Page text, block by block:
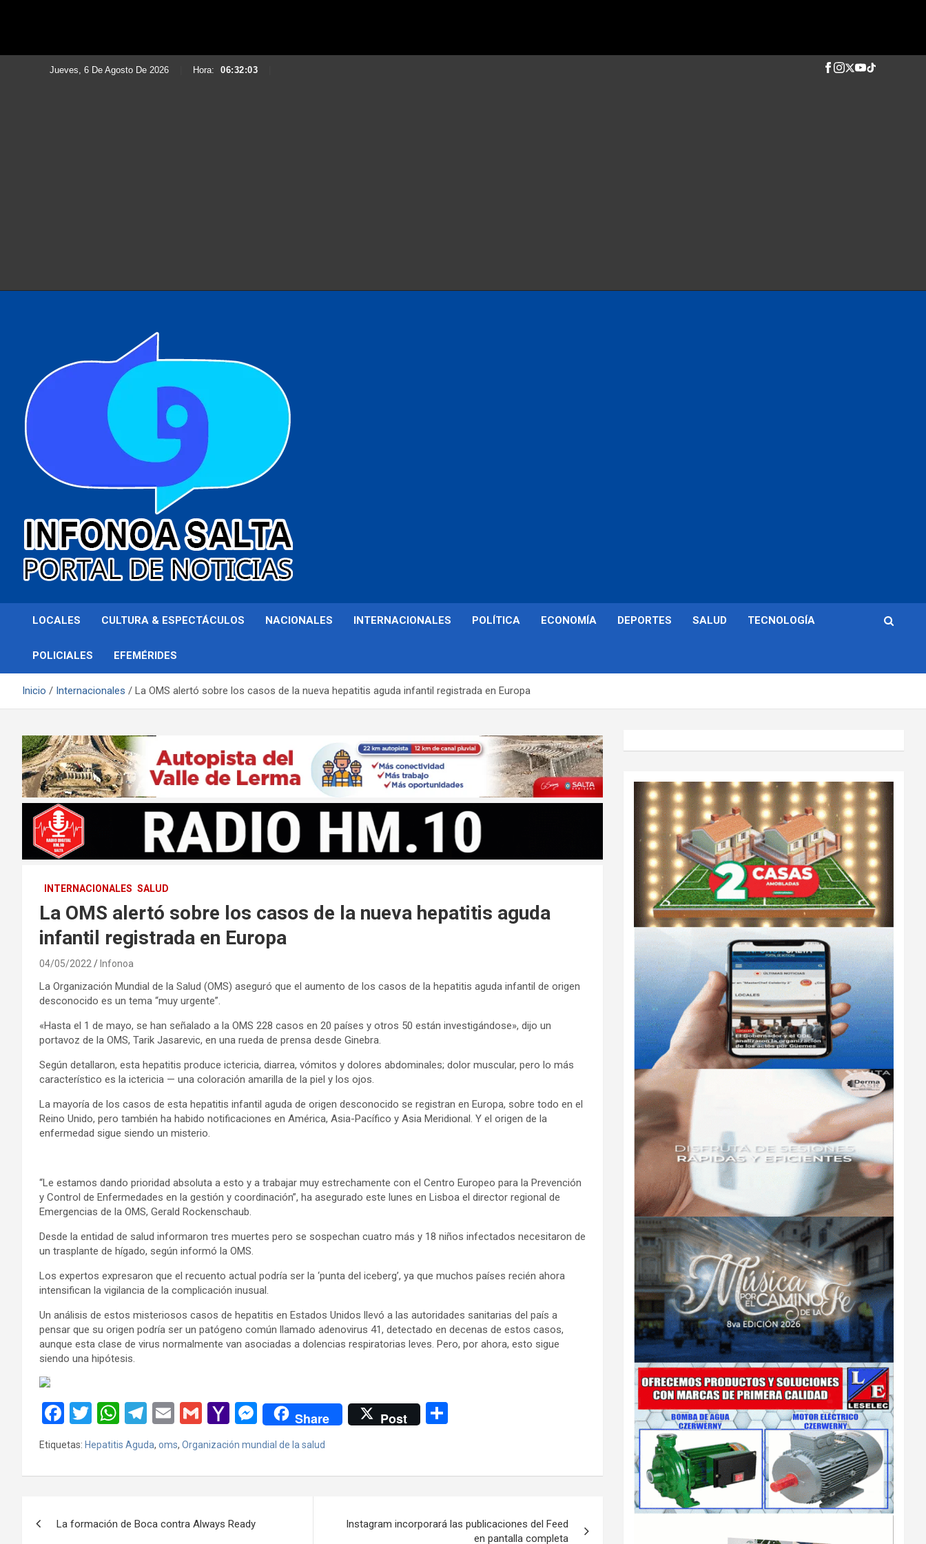
Jueves, 6 De Agosto De 2026 Hora: 06:32:04
Infonoa Salta
LOCALES CULTURA & ESPECTÁCULOS NACIONALES INTERNACIONALES POLÍTICA ECONOMÍA DEPORTES SALUD TECNOLOGÍA
POLICIALES EFEMÉRIDES
Inicio Internacionales La OMS alertó sobre los casos de la nueva hepatitis aguda infantil registrada en Europa
INTERNACIONALES SALUD
La OMS alertó sobre los casos de la nueva hepatitis aguda
infantil registrada en Europa
04/05/2022 Infonoa
La Organización Mundial de la Salud (OMS) aseguró que el aumento de los casos de la hepatitis aguda infantil de origen
desconocido es un tema “muy urgente”.
«Hasta el 1 de mayo, se han señalado a la OMS 228 casos en 20 países y otros 50 están investigándose», dijo un
portavoz de la OMS, Tarik Jasarevic, en una rueda de prensa desde Ginebra.
Según detallaron, esta hepatitis produce ictericia, diarrea, vómitos y dolores abdominales; dolor muscular, pero lo más
característico es la ictericia — una coloración amarilla de la piel y los ojos.
La mayoría de los casos de esta hepatitis infantil aguda de origen desconocido se registran en Europa, sobre todo en el
Reino Unido, pero también ha habido notificaciones en América, Asia-Pacífico y Asia Meridional. Y el origen de la
enfermedad sigue siendo un misterio.
“Le estamos dando prioridad absoluta a esto y a trabajar muy estrechamente con el Centro Europeo para la Prevención
y Control de Enfermedades en la gestión y coordinación”, ha asegurado este lunes en Lisboa el director regional de
Emergencias de la OMS, Gerald Rockenschaub.
Desde la entidad de salud informaron tres muertes pero se sospechan cuatro más y 18 niños infectados necesitaron de
un trasplante de hígado, según informó la OMS.
Los expertos expresaron que el recuento actual podría ser la ‘punta del iceberg’, ya que muchos países recién ahora
intensifican la vigilancia de la complicación inusual.
Un análisis de estos misteriosos casos de hepatitis en Estados Unidos llevó a las autoridades sanitarias del país a
pensar que su origen podría ser un patógeno común llamado adenovirus 41, detectado en decenas de estos casos,
aunque esta clase de virus normalmente van asociadas a dolencias respiratorias leves. Pero, por ahora, esto sigue
siendo una hipótesis.
F
a
ce
b
o
T
wi
tt
er
W
h
at
s
p
T
el
e
gr
m
E
m
ail
G
m
ail
Y
a
h
o
M
M
es
se
n
Share Post
p
tir
Etiquetas: Hepatitis Aguda, oms, Organización mundial de la salud
La formación de Boca contra Always Ready
Instagram incorporará las publicaciones del Feed
en pantalla completa